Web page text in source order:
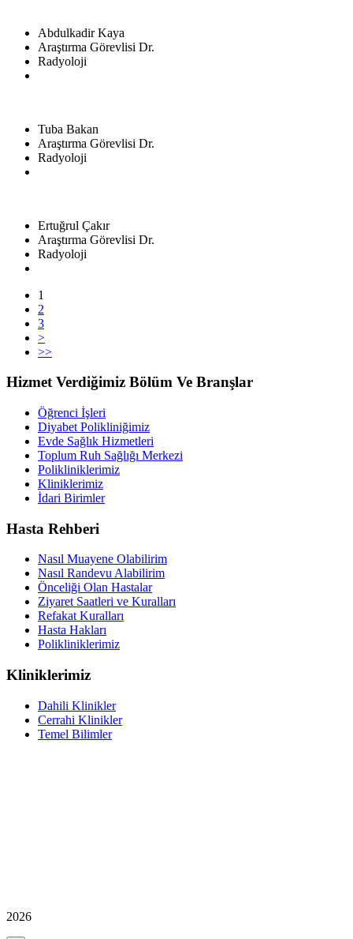
Abdulkadir Kaya
Araştırma Görevlisi Dr.
Radyoloji
Tuba Bakan
Araştırma Görevlisi Dr.
Radyoloji
Ertuğrul Çakır
Araştırma Görevlisi Dr.
Radyoloji
1
2
3
>
>>
Hizmet Verdiğimiz Bölüm Ve Branşlar
Öğrenci İşleri
Diyabet Polikliniğimiz
Evde Sağlık Hizmetleri
Toplum Ruh Sağlığı Merkezi
Polikliniklerimiz
Kliniklerimiz
İdari Birimler
Hasta Rehberi
Nasıl Muayene Olabilirim
Nasıl Randevu Alabilirim
Önceliği Olan Hastalar
Ziyaret Saatleri ve Kuralları
Refakat Kuralları
Hasta Hakları
Polikliniklerimiz
Kliniklerimiz
Dahili Klinikler
Cerrahi Klinikler
Temel Bilimler
2026